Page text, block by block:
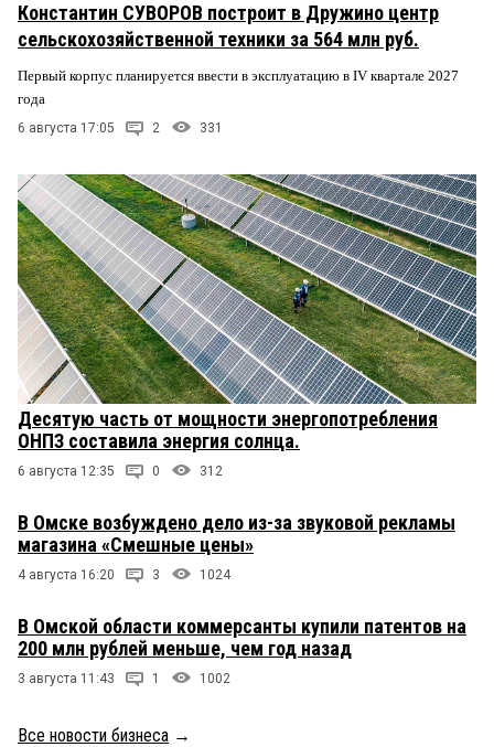
Константин СУВОРОВ построит в Дружино центр
сельскохозяйственной техники за 564 млн руб.
Первый корпус планируется ввести в эксплуатацию в IV квартале 2027
года
6 августа 17:05 2 331
Десятую часть от мощности энергопотребления
ОНПЗ составила энергия солнца.
6 августа 12:35 0 312
В Омске возбуждено дело из-за звуковой рекламы
магазина «Смешные цены»
4 августа 16:20 3 1024
В Омской области коммерсанты купили патентов на
200 млн рублей меньше, чем год назад
3 августа 11:43 1 1002
Все новости бизнеса →